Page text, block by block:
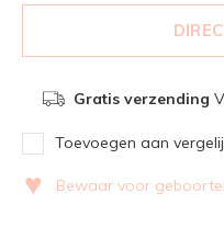
Gratis verzending
Toevoegen aan
♥ Bewaar voor